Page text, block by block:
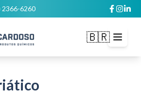
2366-6260
🇧🇷 Abrir